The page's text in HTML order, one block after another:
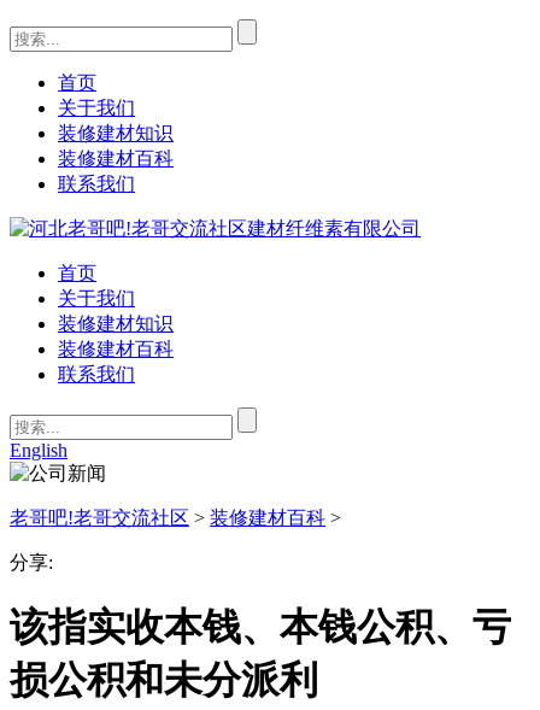
首页
关于我们
装修建材知识
装修建材百科
联系我们
首页
关于我们
装修建材知识
装修建材百科
联系我们
English
老哥吧!老哥交流社区 > 装修建材百科 >
分享:
该指实收本钱、本钱公积、亏
损公积和未分派利